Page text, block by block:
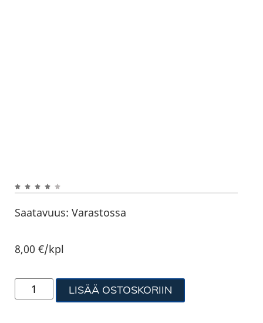
Saatavuus: Varastossa
8,00€/kpl
LISÄÄ OSTOSKORIIN